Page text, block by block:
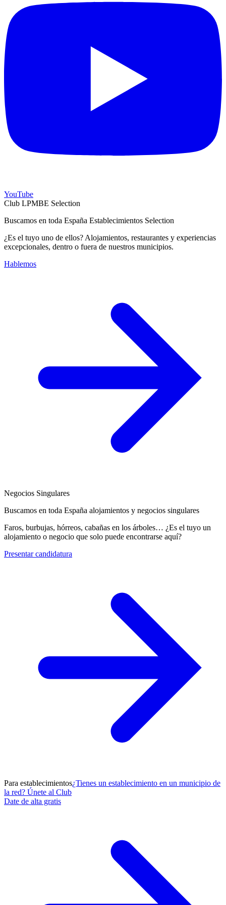
YouTube
Club LPMBE Selection
Buscamos en toda España Establecimientos Selection
¿Es el tuyo uno de ellos? Alojamientos, restaurantes y experiencias
excepcionales, dentro o fuera de nuestros municipios.
Hablemos
Negocios Singulares
Buscamos en toda España alojamientos y negocios singulares
Faros, burbujas, hórreos, cabañas en los árboles… ¿Es el tuyo un
alojamiento o negocio que solo puede encontrarse aquí?
Presentar candidatura
Para establecimientos¿Tienes un establecimiento en un municipio de
la red? Únete al Club
Date de alta gratis